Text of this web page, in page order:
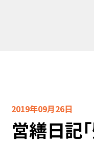
2019年09月26日
営繕日記